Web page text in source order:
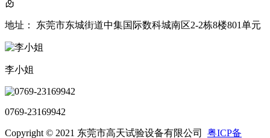
地址： 东莞市东城街道中集国际数科城南区2-2栋8楼801单元
李小姐
0769-23169942
Copyright © 2021 东莞市高天试验设备有限公司 粤ICP备